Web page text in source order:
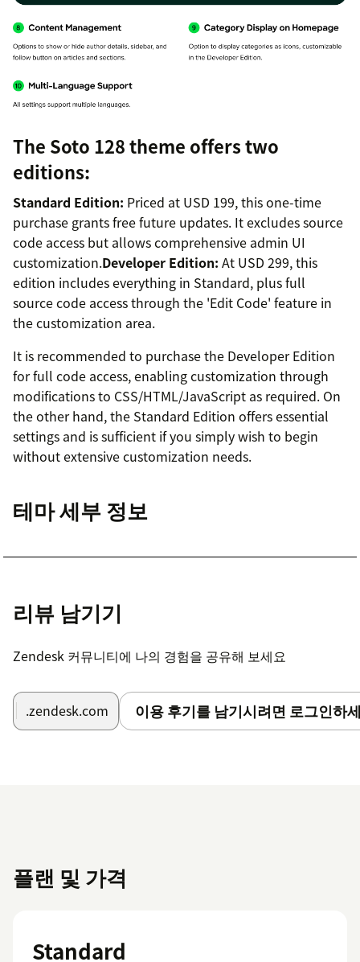
The Soto 128 theme offers two
editions:
Standard Edition: Priced at USD 199, this one-time
purchase grants free future updates. It excludes source
code access but allows comprehensive admin UI
customization.Developer Edition: At USD 299, this
edition includes everything in Standard, plus full
source code access through the 'Edit Code' feature in
the customization area.
It is recommended to purchase the Developer Edition
for full code access, enabling customization through
modifications to CSS/HTML/JavaScript as required. On
the other hand, the Standard Edition offers essential
settings and is sufficient if you simply wish to begin
without extensive customization needs.
테마 세부 정보
리뷰 남기기
Zendesk 커뮤니티에 나의 경험을 공유해 보세요
.zendesk.com 이용 후기를 남기시려면 로그인하
플랜 및 가격
Standard